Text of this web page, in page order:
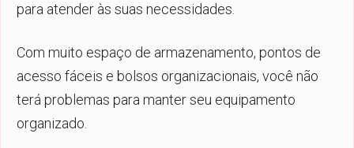
para atender às suas necessidades.
Com muito espaço de armazenamento, pontos de
acesso fáceis e bolsos organizacionais, você não
terá problemas para manter seu equipamento
organizado.